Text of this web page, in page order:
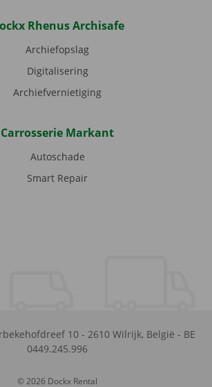
Rhenus Archisafe
Archiefopslag
Digitalisering
Archiefvernietiging
Carrosserie Markant
Autoschade
Smart Repair
10 - 2610 Wilrijk, België - BE
0449.245.996
© 2026 Dockx Rental